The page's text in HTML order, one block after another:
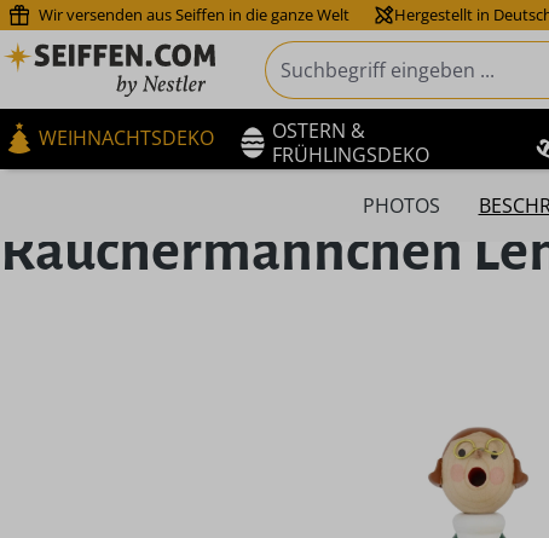
Hauptinhalt springen
Zur Suche springen
Zur Hauptnavigation springen
Wir versenden aus Seiffen in die ganze Welt Hergestellt in
WEIHNACHTSDEKO
OSTERN &
FRÜHLINGSDEKO
PHOTOS
Räuchermännchen